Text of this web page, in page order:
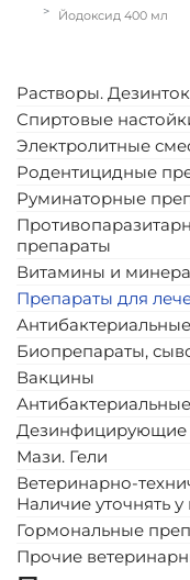
Йодоксид 400 мл
Растворы.
Спиртовые
Электролитные
Родентицидные
Руминаторные
препараты
Витамины и
Препараты для
Биопрепараты,
Вакцины
Дезинфицирующие
Мази. Гели
Ветеринарно-
Наличие уточнять
Гормональные
Прочие